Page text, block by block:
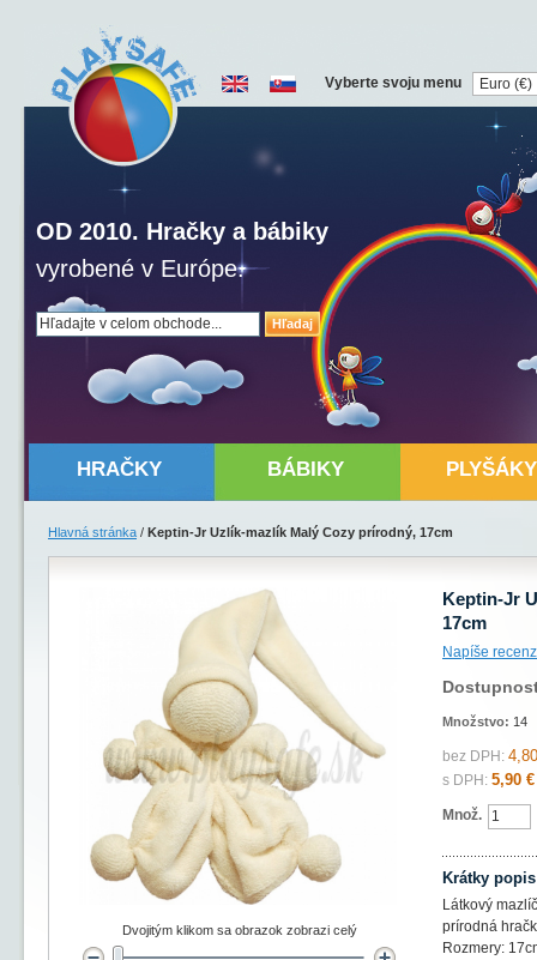
Hľadaj
OD 2010. Hračky a bábiky
vyrobené v Európe.
Vyberte svoju menu
HRAČKY BÁBIKY PLYŠÁKY
Hlavná stránka / Keptin-Jr Uzlík-mazlík Malý Cozy prírodný, 17cm
Keptin-Jr
17cm
Napíše
Množstvo: 14
bez DPH:
s DPH: 5,90 €
Množ.
Krátky popis
Látkový
prírodná
Rozmery:
Dvojitým klikom sa obrazok zobrazi celý